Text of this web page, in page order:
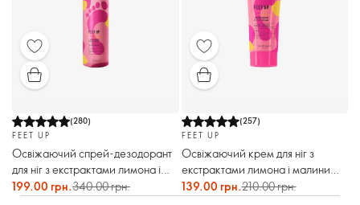
(280)
FEET UP
Освіжаючий спрей-дезодорант
для ніг з екстрактами лимона і
малини Feet Up
199.00 грн.340.00 грн.
(257)
FEET UP
Освіжаючий крем для ніг з
екстрактами лимона і малини
Feet Up
139.00 грн.210.00 грн.